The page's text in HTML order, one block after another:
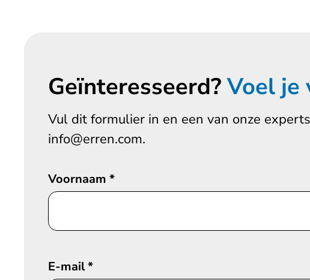
Geïnteresseerd?Voel je
Vul dit formulier in en een van onze
info@erren.com.
Voornaam *
E-mail*